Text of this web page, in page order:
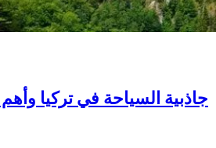
جاذبية السياحة في تركيا